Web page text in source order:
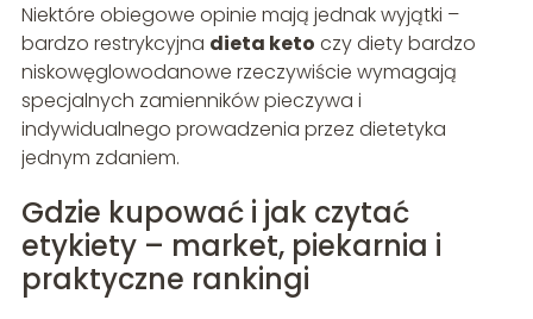
Niektóre obiegowe opinie mają jednak wyjątki –
bardzo restrykcyjna dieta keto czy diety bardzo
niskowęglowodanowe rzeczywiście wymagają
specjalnych zamienników pieczywa i
indywidualnego prowadzenia przez dietetyka
jednym zdaniem.
Gdzie kupować i jak czytać
etykiety – market, piekarnia i
praktyczne rankingi